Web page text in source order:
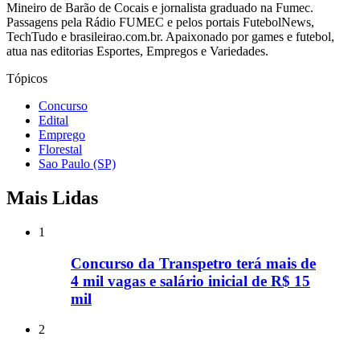
Mineiro de Barão de Cocais e jornalista graduado na Fumec.
Passagens pela Rádio FUMEC e pelos portais FutebolNews,
TechTudo e brasileirao.com.br. Apaixonado por games e futebol,
atua nas editorias Esportes, Empregos e Variedades.
Tópicos
Concurso
Edital
Emprego
Florestal
Sao Paulo (SP)
Mais Lidas
1
Concurso da Transpetro terá mais de
4 mil vagas e salário inicial de R$ 15
mil
2